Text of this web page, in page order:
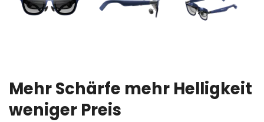
Mehr Schärfe mehr Helligkeit
weniger Preis